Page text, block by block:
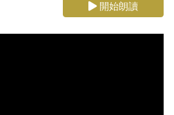
開始朗讀